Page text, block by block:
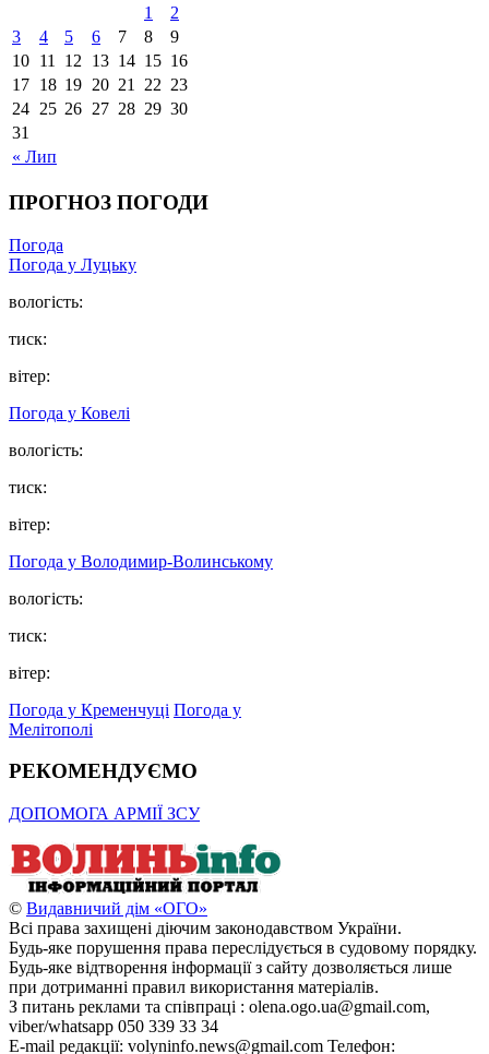
« Лип
1
2
3
4 5 6 7 8
9
10 11 12 13 14 15 16
17 18 19 20 21 22 23
24 25 26 27 28 29 30
31
ПРОГНОЗ ПОГОДИ
Погода
Погода у Луцьку
вологість:
тиск:
вітер:
Погода у Ковелі
вологість:
тиск:
вітер:
Погода у Володимир-Волинському
вологість:
тиск:
вітер:
Погода у Кременчуці Погода у
Мелітополі
РЕКОМЕНДУЄМО
ДОПОМОГА АРМІЇ ЗСУ
© Видавничий дім «ОГО»
Всі права захищені діючим законодавством України.
Будь-яке порушення права переслідується в судовому порядку.
Будь-яке відтворення інформації з сайту дозволяється лише
при дотриманні правил використання матеріалів.
З питань реклами та співпраці : olena.ogo.ua@gmail.com,
viber/whatsapp 050 339 33 34
E-mail редакції: volyninfo.news@gmail.com Телефон: